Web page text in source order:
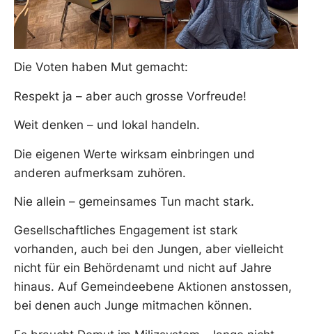
Die Voten haben Mut gemacht:
Respekt ja – aber auch grosse Vorfreude!
Weit denken – und lokal handeln.
Die eigenen Werte wirksam einbringen und
anderen aufmerksam zuhören.
Nie allein – gemeinsames Tun macht stark.
Gesellschaftliches Engagement ist stark
vorhanden, auch bei den Jungen, aber vielleicht
nicht für ein Behördenamt und nicht auf Jahre
hinaus. Auf Gemeindeebene Aktionen anstossen,
bei denen auch Junge mitmachen können.